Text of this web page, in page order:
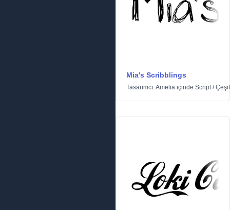
Mia's Scribblings
Tasarımcı:Amelia içinde Script/